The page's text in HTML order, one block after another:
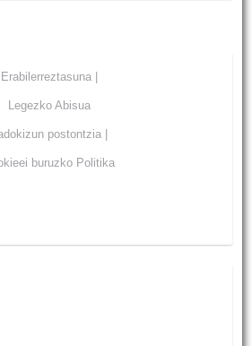
Erabilerreztasuna |
Legezko Abisua
postontzia |
buruzko Politika